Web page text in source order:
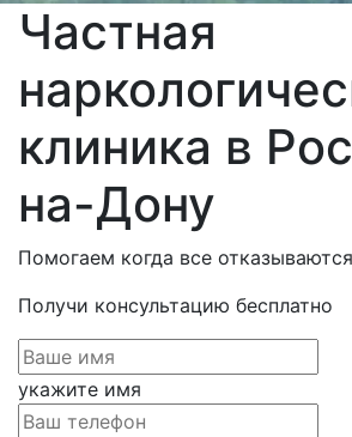
Частная
клиника в
на-Дону
Помогаем когда все
Получи консультацию бесплатно
укажите имя